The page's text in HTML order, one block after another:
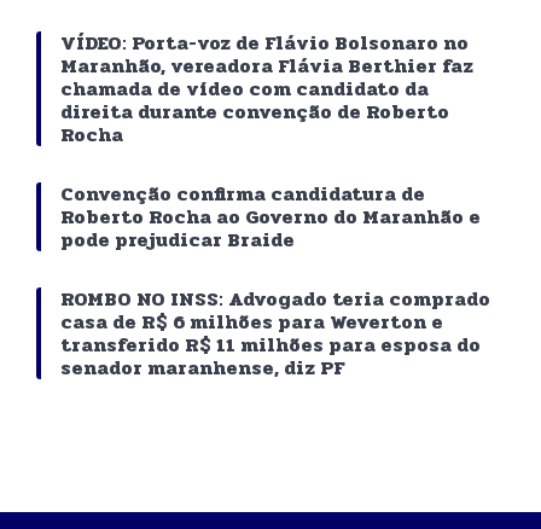
VÍDEO: Porta-voz de Flávio Bolsonaro no
Maranhão, vereadora Flávia Berthier faz
chamada de vídeo com candidato da
direita durante convenção de Roberto
Rocha
Convenção confirma candidatura de
Roberto Rocha ao Governo do Maranhão e
pode prejudicar Braide
ROMBO NO INSS: Advogado teria comprado
casa de R$ 6 milhões para Weverton e
transferido R$ 11 milhões para esposa do
senador maranhense, diz PF